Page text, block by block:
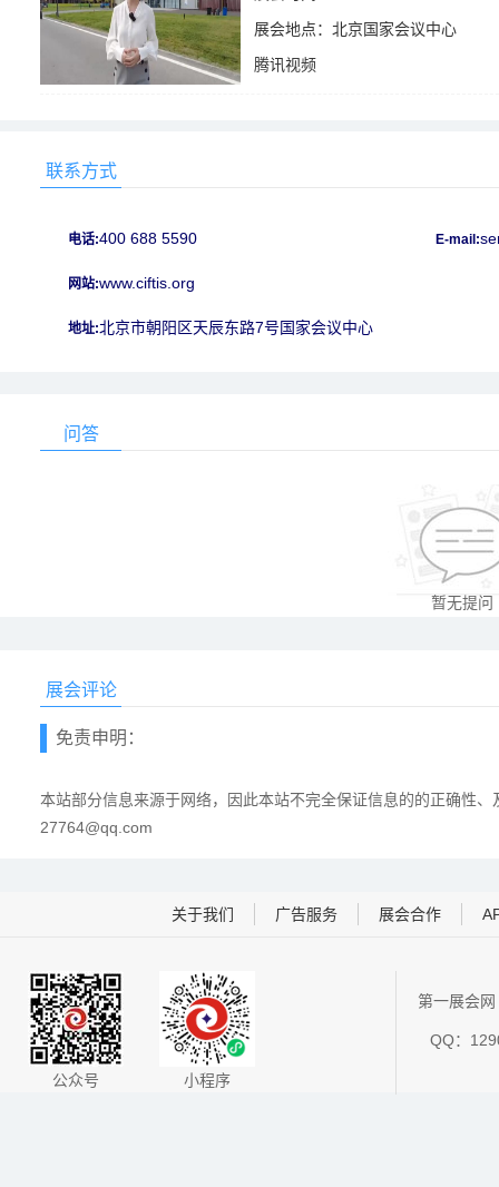
展会地点：北京国家会议中心
腾讯视频
联系方式
电话:400 688 5590 E-mail:
网站:www.ciftis.org
地址:北京市朝阳区天辰东路7号国家会议中心
问答
暂无提问
展会评论
免责申明：
本站部分信息来源于网络，因此本站不完全保证信息的的正确性
27764@qq.com
关于我们 广告服务 展会合作
公众号 小程序
第一展会
QQ：